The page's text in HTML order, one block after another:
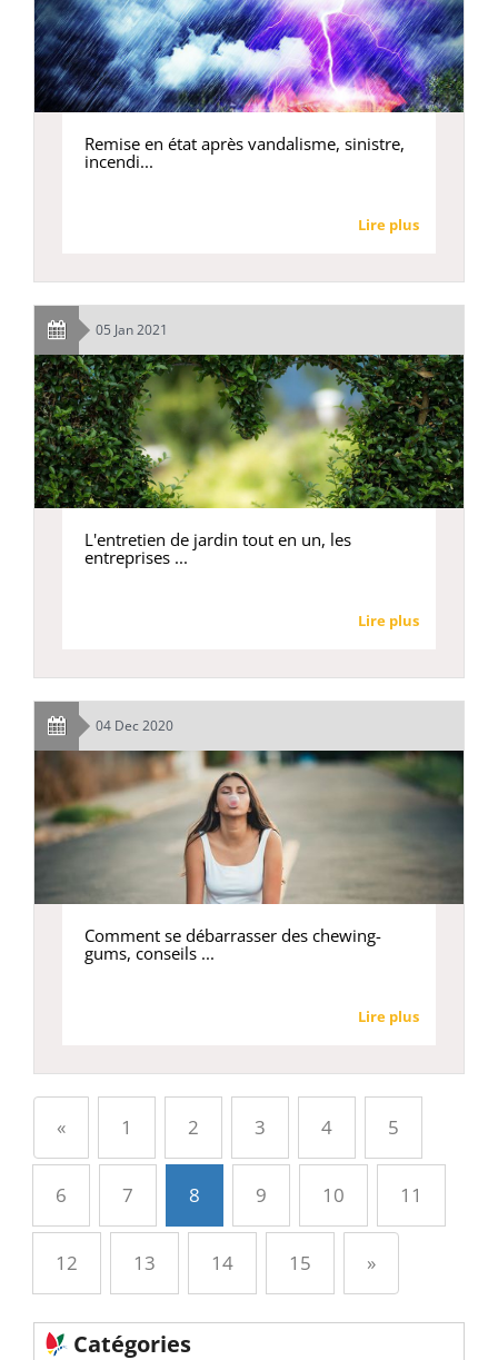
Remise en état après vandalisme, sinistre,
incendi...
Lire plus
05 Jan 2021
L'entretien de jardin tout en un, les
entreprises ...
Lire plus
04 Dec 2020
Comment se débarrasser des chewing-
gums, conseils ...
Lire plus
«Précédent
1 2 3 4 5
6 7 8 9 10 11
12 13 14 15 »Suivant
Catégories